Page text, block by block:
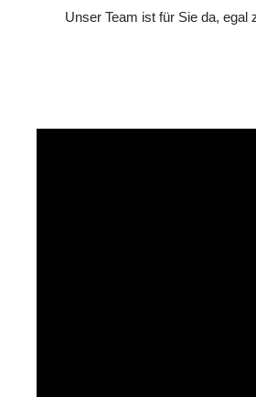
Unser Team ist für Sie da, egal